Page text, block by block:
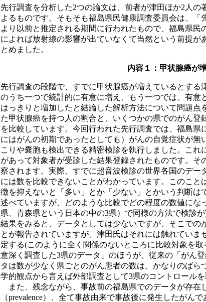
先行調査を分析した2つの論文は、前者が津田ほか2人
よるものです。そもそも福島県民健康調査委員会は、
より以前と推定される期間に行われたもので、福島県
によれば放射線の影響が出ていなくて当然という前提
とめました。
内容１：甲状腺癌が
先行調査の段階で、すでに甲状腺癌が増えているとす
のうち一つで統計的に有意に増え、もう一つでは、有意
はっきりと増加したと結論した解析方法について問題
た甲状腺癌を持つ人の割合と、いくつかの県でのがん
を比較しています。今回行われた先行調査では、福島
にはがんの初期であったとしても）がんの自覚症状が
こりや嚢胞も検出できる精密検診を執行しました。こ
があって対象者が受診した結果登録されたものです。
察されます。実際、すでに超音波検診の世界各国のデ
には数を比較できないことがわかっています。このこ
徴を抑えないと「多い」とか「少ない」とかいう判断
述べていますが、どのような比較でどの程度の数値に
県、青森県という日本の中の3県）で同様の方法で検診
結果をみると、データとしては少ないですが、そこで
とが報告されていますが、津田氏はそれには触れてい
定する(このように全く関係のないところに比較対象を
意深く調査した3県のデータ」のほうが、従来の「がん
タは数が少なく県ごとのがん患者の数は、かなりのば
学的観点から言えば外部調査として3県のコントロール
また、残念ながら、事故前の福島県でのデータが存在
（prevalence）、全て事故由来で事故後に発生したが